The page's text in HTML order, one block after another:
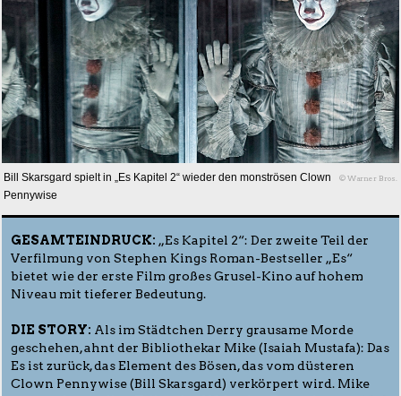
Bill Skarsgard spielt in „Es Kapitel 2“ wieder den monströsen Clown
Pennywise
© Warner Bros.
GESAMTEINDRUCK: „Es Kapitel 2“: Der zweite Teil der
Verfilmung von Stephen Kings Roman-Bestseller „Es“
bietet wie der erste Film großes Grusel-Kino auf hohem
Niveau mit tieferer Bedeutung.
DIE STORY: Als im Städtchen Derry grausame Morde
geschehen, ahnt der Bibliothekar Mike (Isaiah Mustafa): Das
Es ist zurück, das Element des Bösen, das vom düsteren
Clown Pennywise (Bill Skarsgard) verkörpert wird. Mike